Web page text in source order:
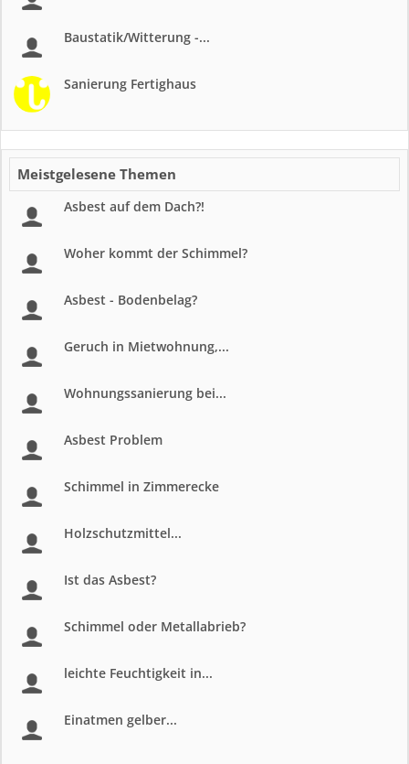
Baustatik/Witterung -...
Sanierung Fertighaus
Meistgelesene Themen
Asbest auf dem Dach?!
Woher kommt der Schimmel?
Asbest - Bodenbelag?
Geruch in Mietwohnung,...
Wohnungssanierung bei...
Asbest Problem
Schimmel in Zimmerecke
Holzschutzmittel...
Ist das Asbest?
Schimmel oder Metallabrieb?
leichte Feuchtigkeit in...
Einatmen gelber...